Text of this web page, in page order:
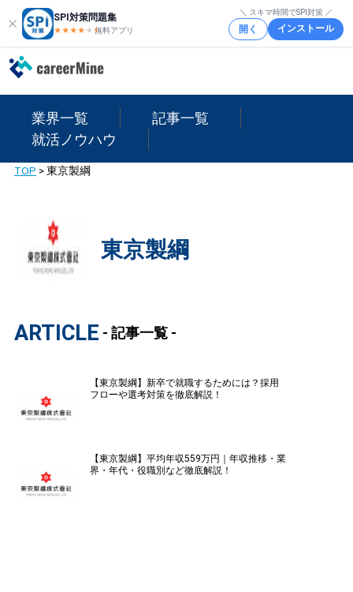
SPI対策問題集
★★★★ ★★
無料アプリ
＼ スキマ時間でSPI対策 ／
開く インストール
業界一覧
記事一覧
就活ノウハウ
TOP >東京製綱
東京製綱
ARTICLE - 記事一覧 -
【東京製綱】新卒で就職するためには？採用
フローや選考対策を徹底解説！
【東京製綱】平均年収559万円｜年収推移・業
界・年代・役職別など徹底解説！